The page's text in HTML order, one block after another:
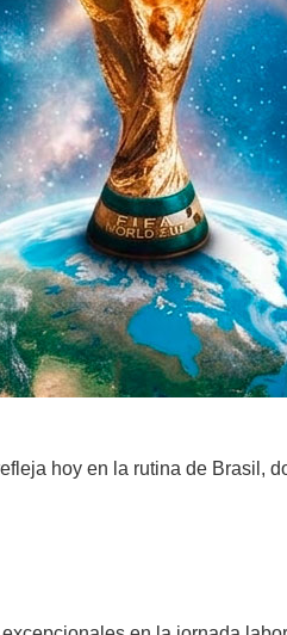
hoy en la rutina de Brasil,